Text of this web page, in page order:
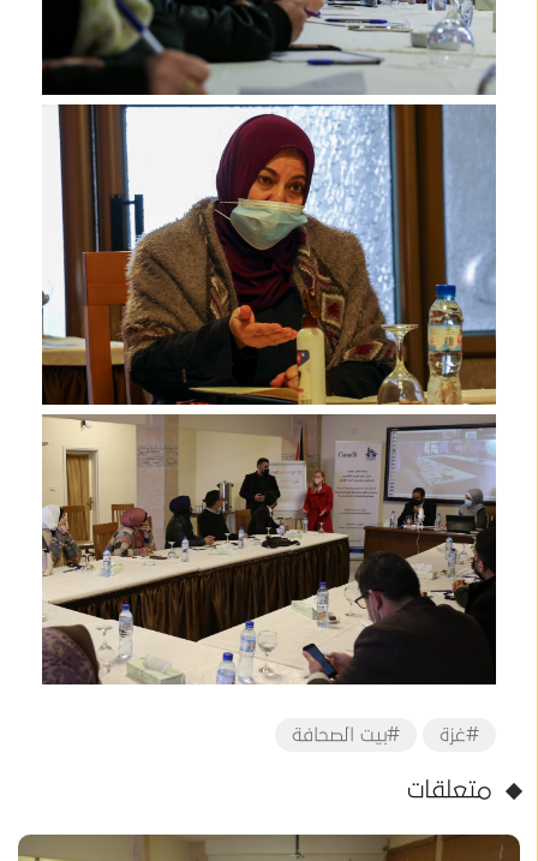
#غزة #بيت الصحافة
متعلقات